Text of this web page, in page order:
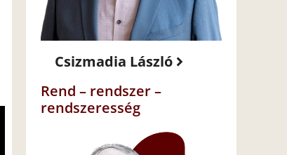
Csizmadia László
Rend – rendszer –
rendszeresség